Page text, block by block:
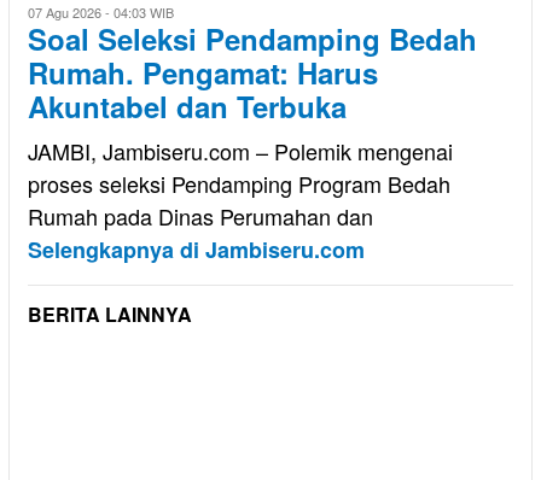
07 Agu 2026 - 04:03 WIB
Soal Seleksi Pendamping Bedah
Rumah. Pengamat: Harus
Akuntabel dan Terbuka
JAMBI, Jambiseru.com – Polemik mengenai
proses seleksi Pendamping Program Bedah
Rumah pada Dinas Perumahan dan
Selengkapnya di Jambiseru.com
BERITA LAINNYA